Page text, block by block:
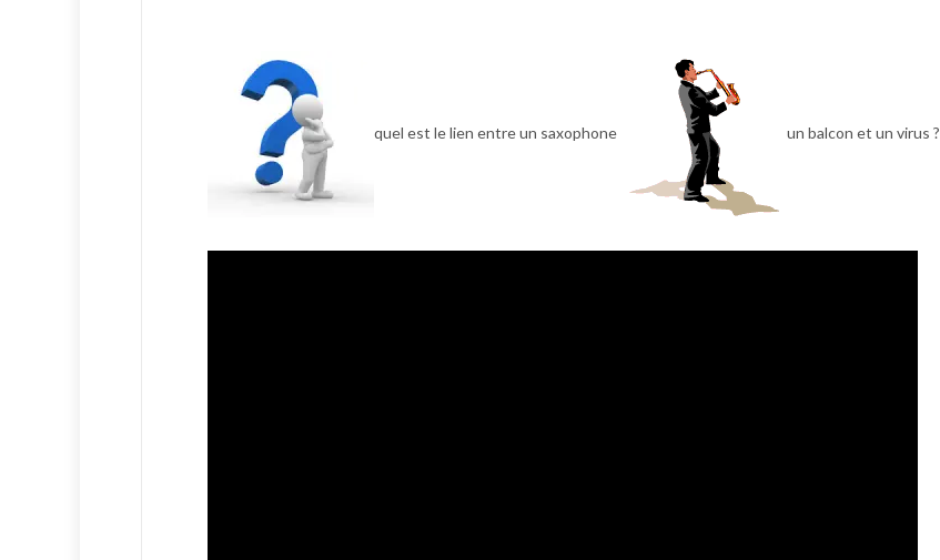
quel est le lien entre un saxophone un balcon et un virus ?